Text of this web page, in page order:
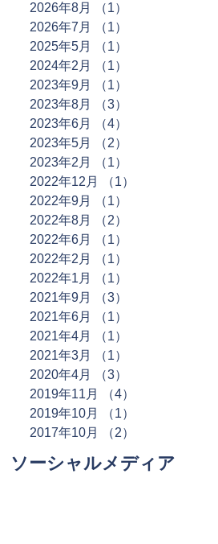
2026年8月 （1）
2026年7月
（1）
2025年5月
（1）
2024年2月
（1）
2023年9月
（1）
2023年8月
（3）
2023年6月
（4）
2023年5月
（2）
2023年2月
（1）
2022年12月
（1）
2022年9月
（1）
2022年8月
（2）
2022年6月
（1）
2022年2月
（1）
2022年1月
（1）
2021年9月
（3）
2021年6月
（1）
2021年4月
（1）
2021年3月
（1）
2020年4月
（3）
2019年11月
（4）
2019年10月
（1）
2017年10月
（2）
ソーシャルメディア